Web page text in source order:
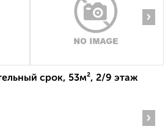
›
срок, 53м², 2/9 этаж
›